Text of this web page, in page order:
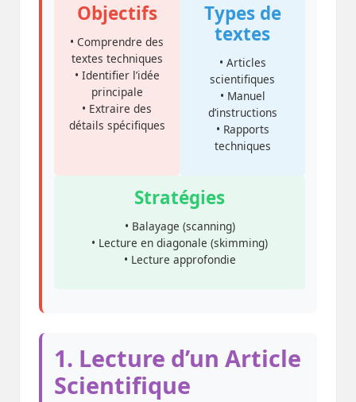
Objectifs
• Comprendre des
textes techniques
• Identifier l’idée
principale
• Extraire des
détails spécifiques
Types de
textes
• Articles
scientifiques
• Manuel
d’instructions
• Rapports
techniques
Stratégies
• Balayage (scanning)
• Lecture en diagonale (skimming)
• Lecture approfondie
1. Lecture d’un Article
Scientifique